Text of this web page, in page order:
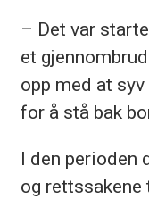
– Det var
et
opp med at
for å stå bak
I den perioden
og